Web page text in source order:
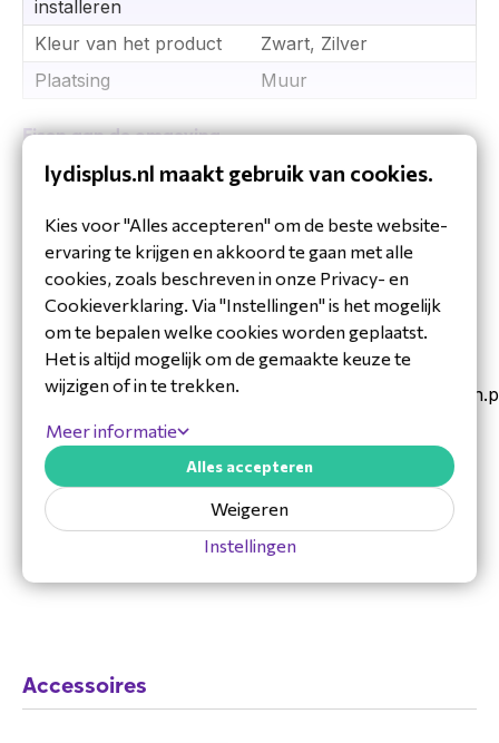
installeren
Kleur van het product
Zwart, Zilver
Plaatsing
Muur
Eisen aan de omgeving
Bedrijfstemperatuur (T-
-40 - -55 °C
Kenmerken
Aantal knoppen
1
Connectiviteitstechnologie
Bedraad
Internationale
veiligheidscode (IP)
Ondersteunde
netwerkprotocollen
HTTPS
Toon meer
Downloads
Configuration_manual_2n_Helios_IP.pdf
Datasheet_2N_Helios_IP_Uni_en.pdf
Installation_Manual_2N_Helios_IP_Uni.pdf
Accessoires
lydisplus.nl maakt gebruik van cookies.
Kies voor "Alles accepteren" om de beste website-
ervaring te krijgen en akkoord te gaan met alle
cookies, zoals beschreven in onze Privacy- en
Cookieverklaring. Via "Instellingen" is het mogelijk
om te bepalen welke cookies worden geplaatst.
Het is altijd mogelijk om de gemaakte keuze te
wijzigen of in te trekken.
Meer informatie
Instellingen
Weigeren
Alles accepteren